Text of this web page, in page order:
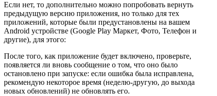
Если нет, то дополнительно можно попробовать вернуть
предыдущую версию приложения, но только для тех
приложений, которые были предустановлены на вашем
Android устройстве (Google Play Маркет, Фото, Телефон и
другие), для этого:
После того, как приложение будет включено, проверьте,
появляется ли вновь сообщение о том, что оно было
остановлено при запуске: если ошибка была исправлена,
рекомендую некоторое время (неделю-другую, до выхода
новых обновлений) не обновлять его.